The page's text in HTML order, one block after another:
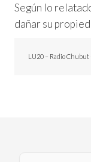
Según lo
dañar su
LU20 – Radio Chubut